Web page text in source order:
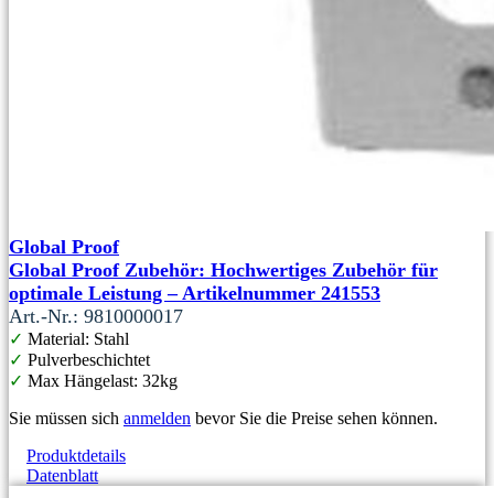
Global Proof
Global Proof Zubehör: Hochwertiges Zubehör für
optimale Leistung – Artikelnummer 241553
Art.-Nr.: 9810000017
✓ Material: Stahl
✓ Pulverbeschichtet
✓ Max Hängelast: 32kg
Sie müssen sich anmelden bevor Sie die Preise sehen können.
Produktdetails
Datenblatt